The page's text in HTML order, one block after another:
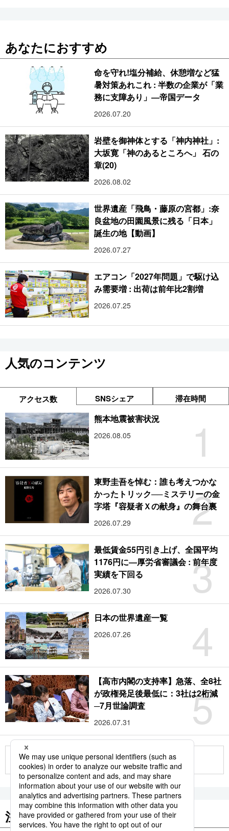
あなたにおすすめ
命を守れ!塩分補給、休憩増など猛
暑対策あれこれ : 半数の企業が「業
務に支障あり」―帝国データ
2026.07.20
岩壁を御神体とする「神内神社」:
大坂寛「神のあるところへ」 石の
章(20)
2026.08.02
世界遺産「飛鳥・藤原の宮都」:奈
良盆地の田園風景に残る「日本」
誕生の地【動画】
2026.07.27
エアコン「2027年問題」で駆け込
み需要増 : 出荷は前年比2割増
2026.07.25
人気のコンテンツ
アクセス数 SNSシェア 滞在時間
1
熊本地震被害状況
2026.08.05
2
東野圭吾を悼む：誰も考えつかな
かったトリック──ミステリーの金
字塔『容疑者Ｘの献身』の舞台裏
2026.07.29
3
最低賃金55円引き上げ、全国平均
1176円に―厚労省審議会 : 前年度
実績を下回る
2026.07.30
4
日本の世界遺産一覧
2026.07.26
5
【高市内閣の支持率】急落、全8社
が政権発足後最低に：3社は2桁減
─7月世論調査
2026.07.31
もっと見る
注目のキーワード